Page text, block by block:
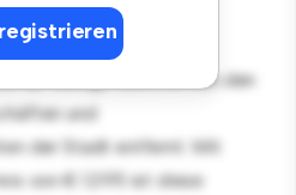
Küche ist mit
Dank der
nur wenige Schritte von den
und
der Stadt entfernt. Mit
von € 1.295 ist diese